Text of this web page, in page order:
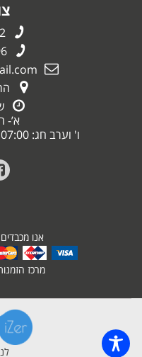
א’- ה’ :
ו' וערב חג: 07:00 - חצי שעה לפני כניסת השבת
אנו
מרכז